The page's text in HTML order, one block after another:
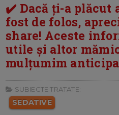
✔️ Dacă ți-a plăcut
fost de folos,
share! Aceste
utile și altor
mulțumim
SUBIECTE TRATATE:
SEDATIVE